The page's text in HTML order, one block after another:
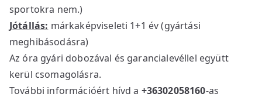
sportokra nem.)
Jótállás: márkaképviseleti 1+1 év (gyártási
meghibásodásra)
Az óra gyári dobozával és garancialevéllel együtt
kerül csomagolásra.
További információért hívd a +36302058160-as